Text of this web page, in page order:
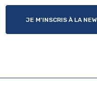
JE M'INSCRIS À LA